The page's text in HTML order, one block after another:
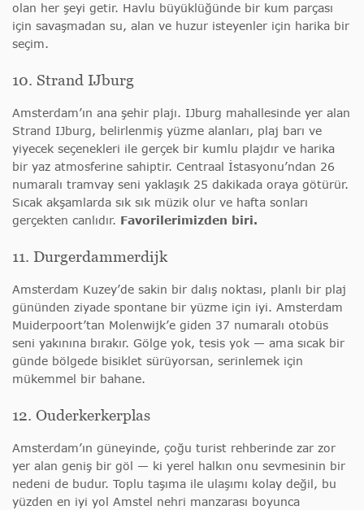
olan her şeyi getir. Havlu büyüklüğünde bir kum parçası
için savaşmadan su, alan ve huzur isteyenler için harika bir
seçim.
10. Strand IJburg
Amsterdam’ın ana şehir plajı. IJburg mahallesinde yer alan
Strand IJburg, belirlenmiş yüzme alanları, plaj barı ve
yiyecek seçenekleri ile gerçek bir kumlu plajdır ve harika
bir yaz atmosferine sahiptir. Centraal İstasyonu’ndan 26
numaralı tramvay seni yaklaşık 25 dakikada oraya götürür.
Sıcak akşamlarda sık sık müzik olur ve hafta sonları
gerçekten canlıdır. Favorilerimizden biri.
11. Durgerdammerdijk
Amsterdam Kuzey’de sakin bir dalış noktası, planlı bir plaj
gününden ziyade spontane bir yüzme için iyi. Amsterdam
Muiderpoort’tan Molenwijk’e giden 37 numaralı otobüs
seni yakınına bırakır. Gölge yok, tesis yok — ama sıcak bir
günde bölgede bisiklet sürüyorsan, serinlemek için
mükemmel bir bahane.
12. Ouderkerkerplas
Amsterdam’ın güneyinde, çoğu turist rehberinde zar zor
yer alan geniş bir göl — ki yerel halkın onu sevmesinin bir
nedeni de budur. Toplu taşıma ile ulaşımı kolay değil, bu
yüzden en iyi yol Amstel nehri manzarası boyunca